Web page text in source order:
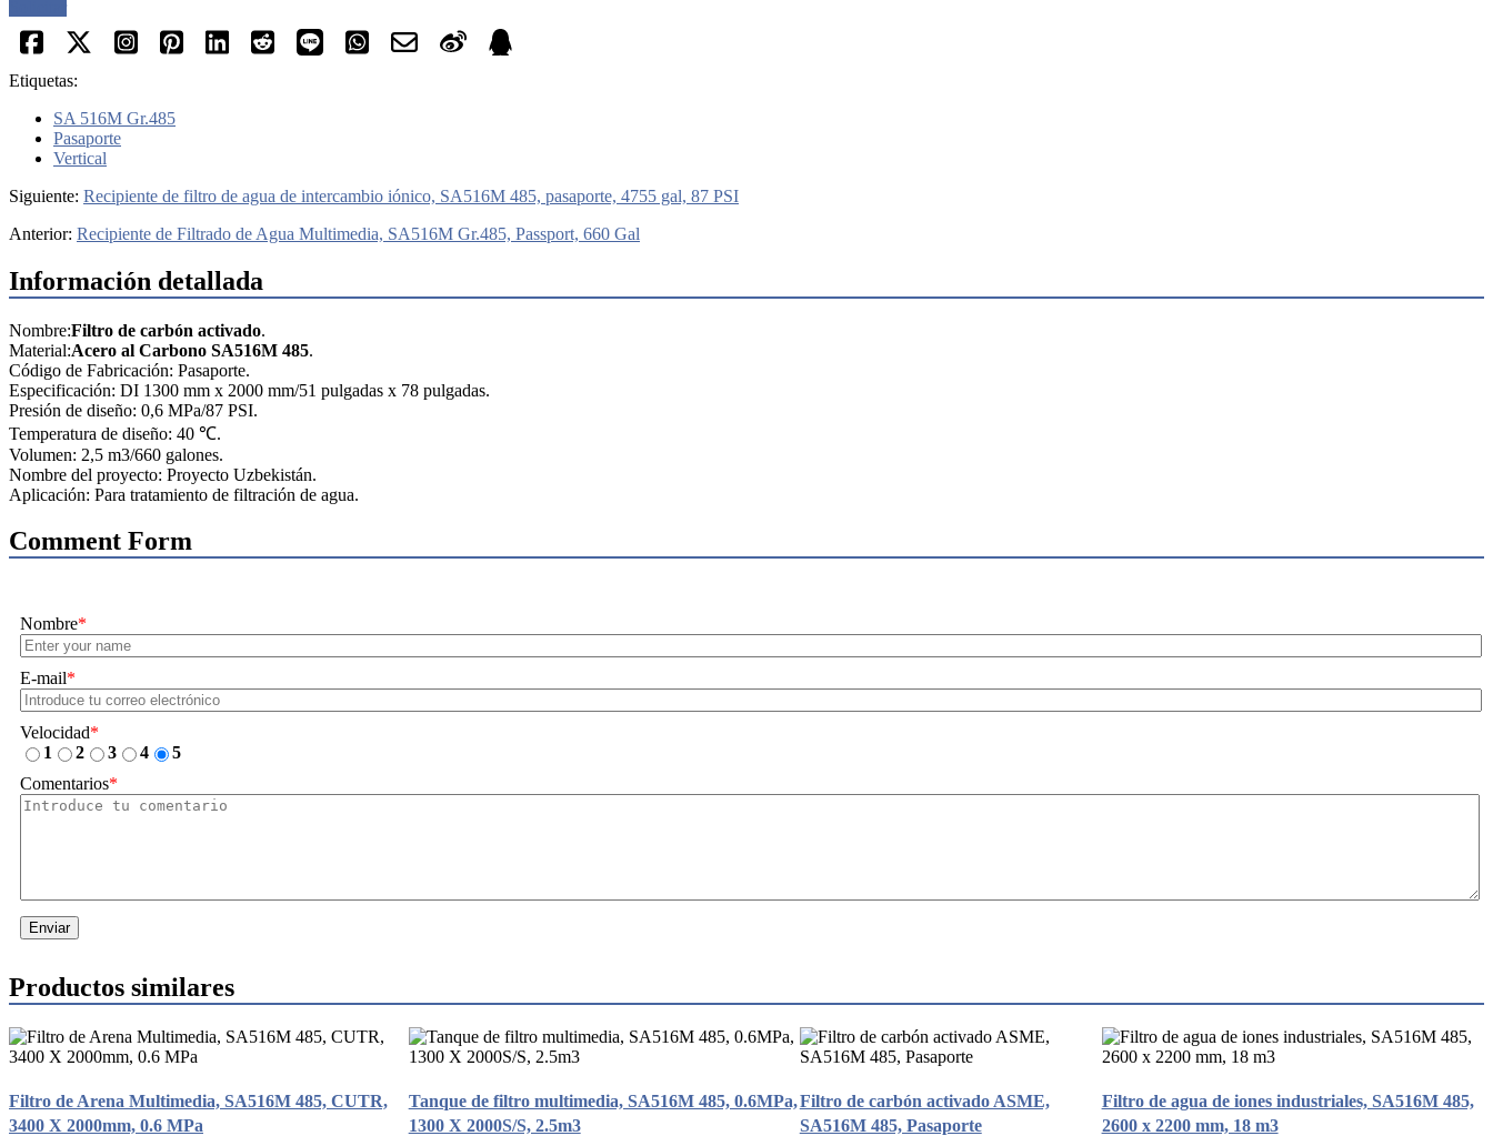
Etiquetas:
SA 516M Gr.485
Pasaporte
Vertical
Siguiente: Recipiente de filtro de agua de intercambio iónico, SA516M 485, pasaporte, 4755 gal, 87 PSI
Anterior: Recipiente de Filtrado de Agua Multimedia, SA516M Gr.485, Passport, 660 Gal
Información detallada
Nombre:Filtro de carbón activado.
Material:Acero al Carbono SA516M 485.
Código de Fabricación: Pasaporte.
Especificación: DI 1300 mm x 2000 mm/51 pulgadas x 78 pulgadas.
Presión de diseño: 0,6 MPa/87 PSI.
Temperatura de diseño: 40 ℃.
Volumen: 2,5 m3/660 galones.
Nombre del proyecto: Proyecto Uzbekistán.
Aplicación: Para tratamiento de filtración de agua.
Comment Form
Nombre*
E-mail*
Velocidad*
1
2 3 4
5
Comentarios*
Enviar
Productos similares
Filtro de Arena Multimedia, SA516M 485, CUTR,
3400 X 2000mm, 0.6 MPa
Tanque de filtro multimedia, SA516M 485, 0.6MPa,
1300 X 2000S/S, 2.5m3
Filtro de carbón activado ASME,
SA516M 485, Pasaporte
Filtro de agua de iones industriales, SA516M 485,
2600 x 2200 mm, 18 m3